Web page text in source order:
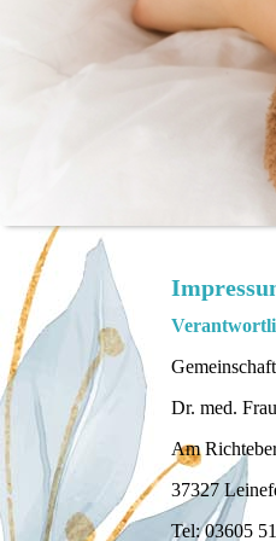
Dr. med.
Am
37327
Tel: 03605